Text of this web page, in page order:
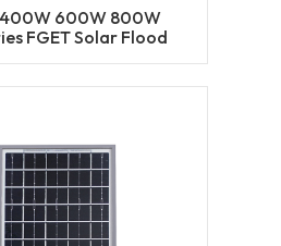
600W 800W
FGET Solar Flood